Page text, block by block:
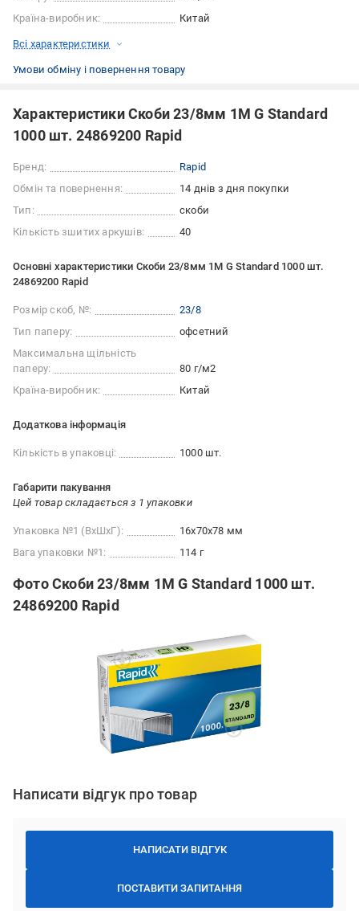
Країна-виробник:
Китай
Всі характеристики
Умови обміну і повернення товару
Характеристики Скоби 23/8мм 1M G Standard
1000 шт. 24869200 Rapid
Бренд:
Rapid
Обмін та повернення:
14 днів з дня покупки
Тип:
скоби
Кількість зшитих аркушів:
40
Основні характеристики Скоби 23/8мм 1M G Standard 1000 шт.
24869200 Rapid
Розмір скоб, №:
23/8
Тип паперу:
офсетний
Максимальна щільність
паперу:
80 г/м2
Країна-виробник:
Китай
Додаткова інформація
Кількість в упаковці: 1000 шт.
Габарити пакування
Цей товар складається з 1 упаковки
Упаковка №1 (ВхШхГ):
16x70x78 мм
Вага упаковки №1:
114 г
Фото Скоби 23/8мм 1M G Standard 1000 шт.
24869200 Rapid
Написати відгук про товар
НАПИСАТИ ВІДГУК
ПОСТАВИТИ ЗАПИТАННЯ